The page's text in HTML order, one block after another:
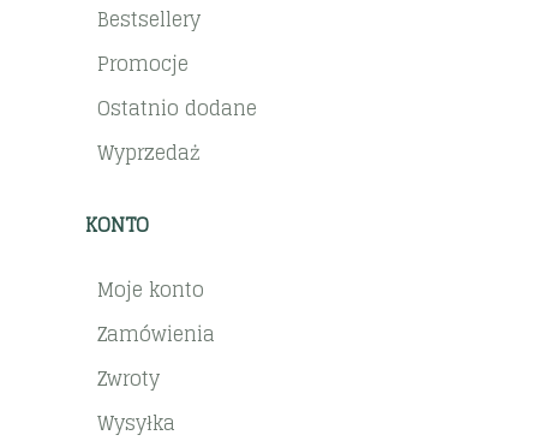
Bestsellery
Promocje
Ostatnio dodane
Wyprzedaż
KONTO
Moje konto
Zamówienia
Zwroty
Wysyłka